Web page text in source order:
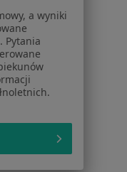
a wyniki
Pytania